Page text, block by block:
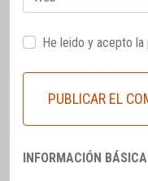
He leido y acepto la
INFORMACIÓN